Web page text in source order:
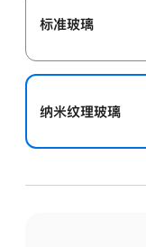
标准玻璃
纳米纹理玻璃